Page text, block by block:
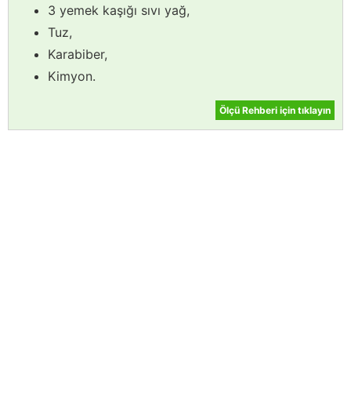
3 yemek kaşığı sıvı yağ,
Tuz,
Karabiber,
Kimyon.
Ölçü Rehberi için tıklayın